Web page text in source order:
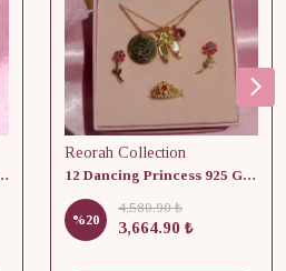
- Medium Beden
Reorah Collection
12 Dancing Princess 925 Gümüş/ Kolye, Küpe ve Yüzük Set
%20
4,580.90 ₺
3,664.90 ₺